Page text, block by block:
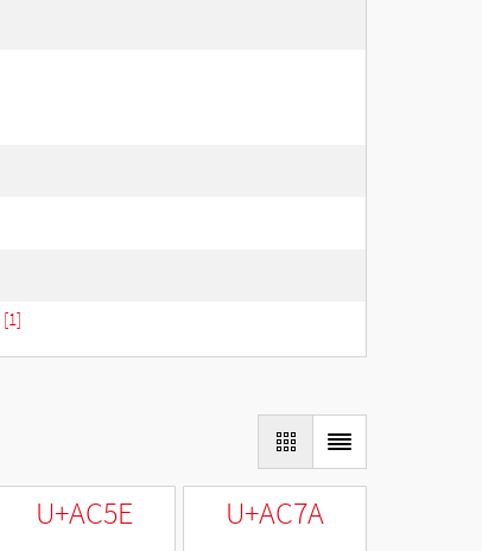
[1]
U+AC5E U+AC7A